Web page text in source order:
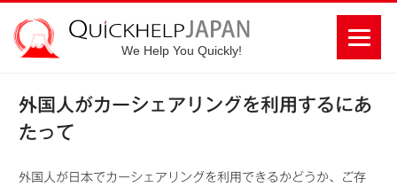
We Help You Quickly!
外国人がカーシェアリングを利用するにあ
たって
外国人が日本でカーシェアリングを利用できるかどうか、ご存